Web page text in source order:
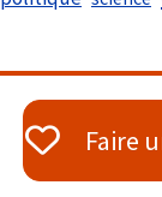
Faire